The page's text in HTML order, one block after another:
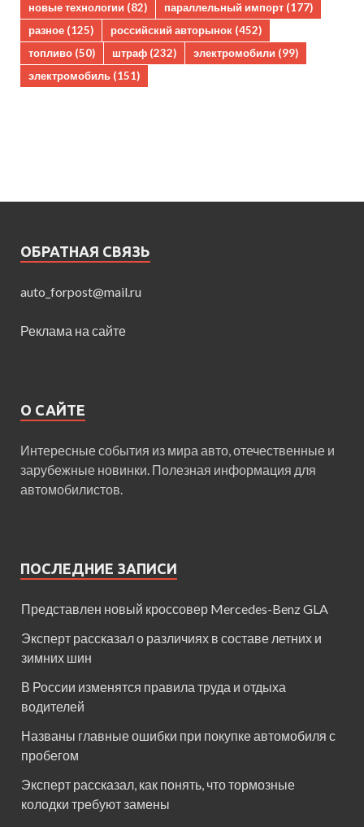
новые технологии (82) параллельный импорт (177)
разное (125) российский авторынок (452)
топливо (50) штраф (232) электромобили (99)
электромобиль (151)
ОБРАТНАЯ СВЯЗЬ
auto_forpost@mail.ru
Реклама на сайте
О САЙТЕ
Интересные события из мира авто, отечественные и
зарубежные новинки. Полезная информация для
автомобилистов.
ПОСЛЕДНИЕ ЗАПИСИ
Представлен новый кроссовер Mercedes-Benz GLA
Эксперт рассказал о различиях в составе летних и
зимних шин
В России изменятся правила труда и отдыха
водителей
Названы главные ошибки при покупке автомобиля с
пробегом
Эксперт рассказал, как понять, что тормозные
колодки требуют замены